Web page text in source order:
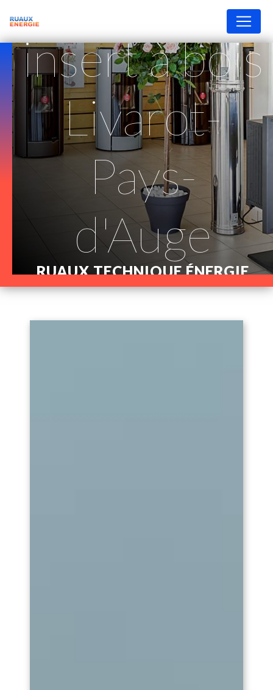
insert à bois
Livarot-
Pays-
d'Auge
RUAUX TECHNIQUE ÉNERGIE